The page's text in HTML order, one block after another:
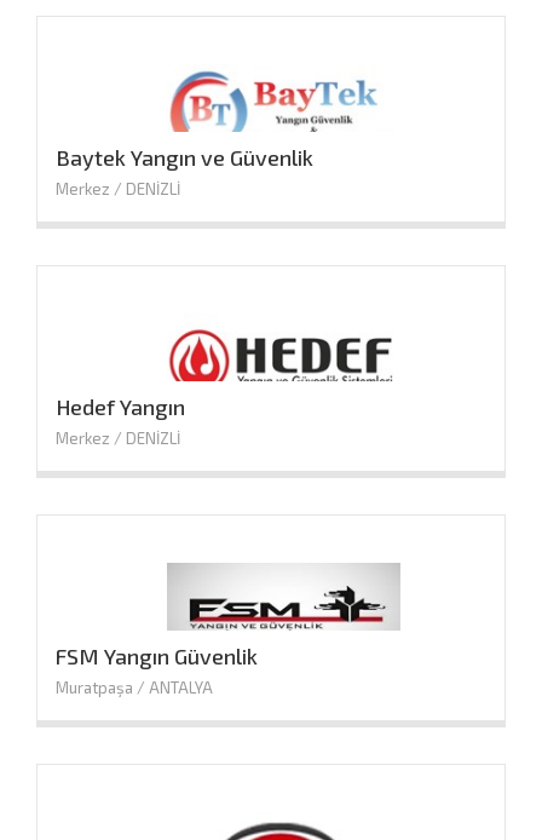
Baytek Yangın ve Güvenlik
Merkez / DENİZLİ
Hedef Yangın
Merkez / DENİZLİ
FSM Yangın Güvenlik
Muratpaşa / ANTALYA